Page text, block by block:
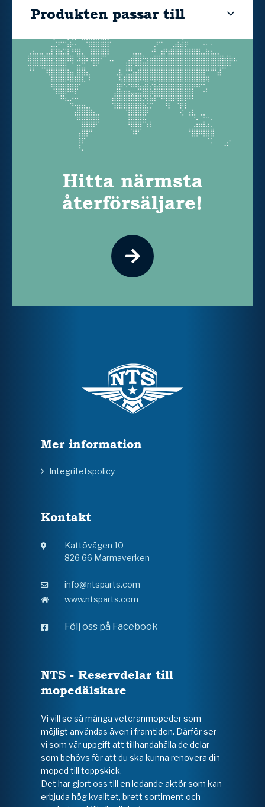
Produkten passar till
Hitta närmsta
återförsäljare!
Mer information
Integritetspolicy
Kontakt
Kattövägen 10
826 66 Marmaverken
info@ntsparts.com
www.ntsparts.com
Följ oss på Facebook
NTS - Reservdelar till
mopedälskare
Vi vill se så många veteranmopeder som
möjligt användas även i framtiden. Därför ser
vi som vår uppgift att tillhandahålla de delar
som behövs för att du ska kunna renovera din
moped till toppskick.
Det har gjort oss till en ledande aktör som kan
erbjuda hög kvalitet, brett sortiment och